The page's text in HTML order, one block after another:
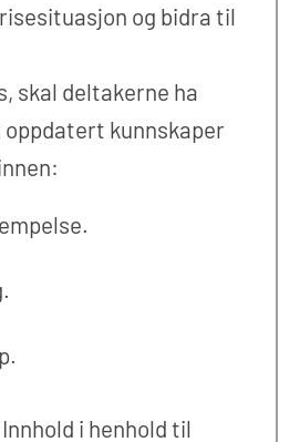
og bidra til
skal deltakerne ha
kunnskaper
Innhold i henhold til